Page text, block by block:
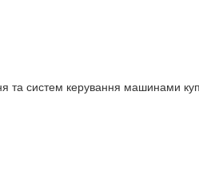
та систем керування машинами